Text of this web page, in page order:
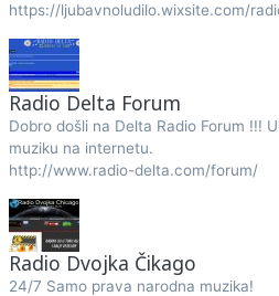
https://ljubavnoludilo.wixsite.com/
Radio Delta Forum
Dobro došli na Delta Radio Forum !!!
muziku na internetu.
http://www.radio-delta.com/forum/
Radio Dvojka Čikago
24/7 Samo prava narodna muzika!